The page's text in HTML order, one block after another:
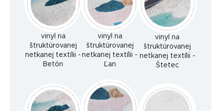
vinyl na
štruktúrovanej
netkanej textílii -
Betón
vinyl na
štruktúrovanej
netkanej textílii -
Ľan
vinyl na
štruktúrovanej
netkanej textílii -
Štetec